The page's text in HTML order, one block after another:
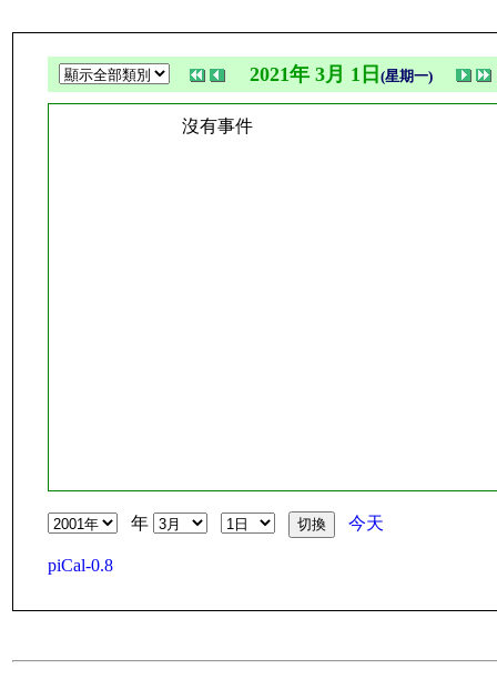
2021年 3月 1日 (星期一)
沒有事件
年 今天
piCal-0.8